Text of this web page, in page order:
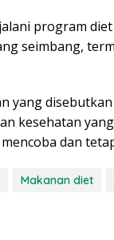
program
seimbang,
yang
kesehatan
dan
Makanan diet